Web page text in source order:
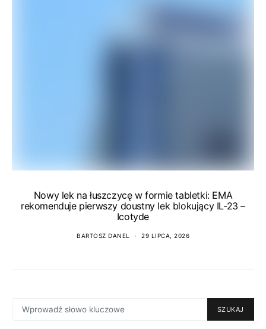
Nowy lek na łuszczycę w formie tabletki: EMA
rekomenduje pierwszy doustny lek blokujący IL-23 –
Icotyde
BARTOSZ DANEL 29 LIPCA, 2026
FOR:
SZUKAJ